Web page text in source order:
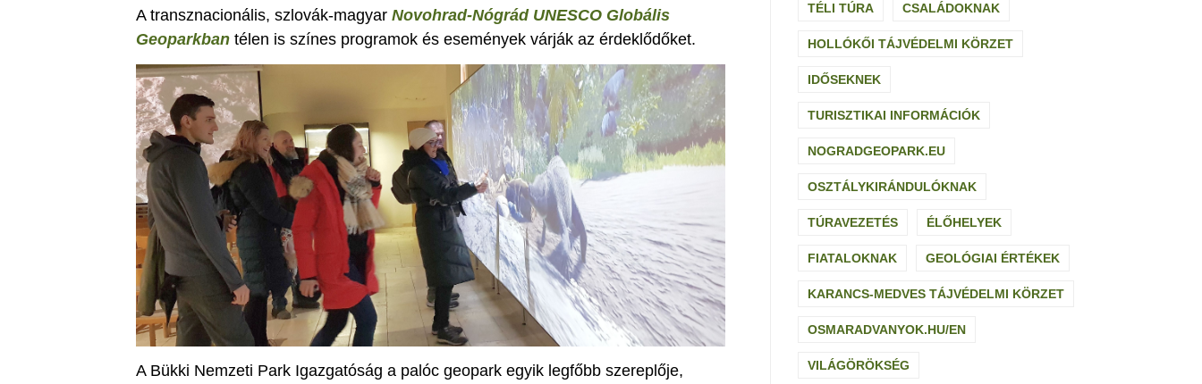
A transznacionális, szlovák-magyar Novohrad-Nógrád UNESCO Globális
Geoparkban télen is színes programok és események várják az érdeklődőket.
A Bükki Nemzeti Park Igazgatóság a palóc geopark egyik legfőbb szereplője,
TÉLI TÚRA CSALÁDOKNAK
HOLLÓKŐI TÁJVÉDELMI KÖRZET
IDŐSEKNEK
TURISZTIKAI INFORMÁCIÓK
NOGRADGEOPARK.EU
OSZTÁLYKIRÁNDULÓKNAK
TÚRAVEZETÉS ÉLŐHELYEK
FIATALOKNAK GEOLÓGIAI ÉRTÉKEK
KARANCS-MEDVES TÁJVÉDELMI KÖRZET
OSMARADVANYOK.HU/EN
VILÁGÖRÖKSÉG